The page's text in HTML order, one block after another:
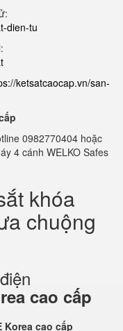
dien-tu
ketsatcaocap.vn/san-
0982770404 hoặc
4 cánh WELKO Safes
khóa
chuộng
cao cấp